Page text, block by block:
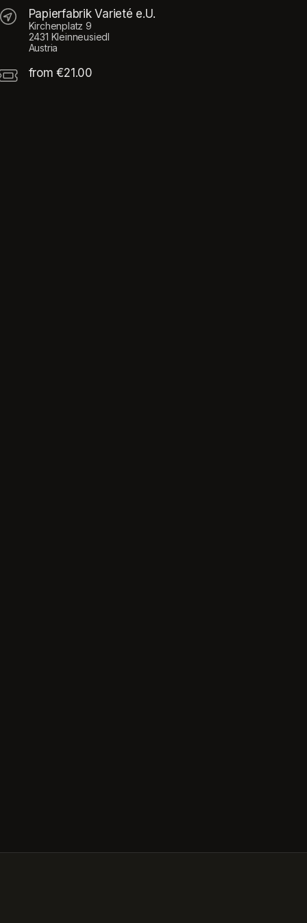
Papierfabrik Varieté e.U.
Kirchenplatz 9
2431 Kleinneusiedl
Austria
from €21.00